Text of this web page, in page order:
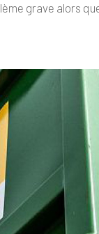
grave alors